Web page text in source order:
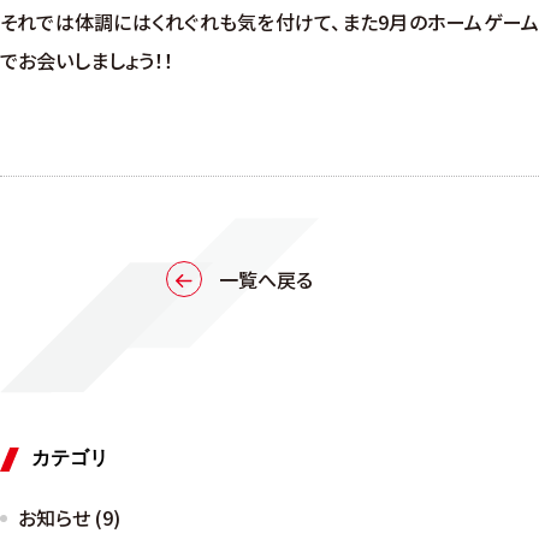
それでは体調にはくれぐれも気を付けて、また9月のホームゲーム
でお会いしましょう！！
一覧へ戻る
カテゴリ
お知らせ (9)